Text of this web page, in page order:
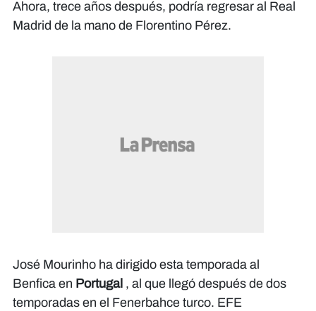
Ahora, trece años después, podría regresar al Real
Madrid de la mano de Florentino Pérez.
José Mourinho ha dirigido esta temporada al
Benfica en Portugal , al que llegó después de dos
temporadas en el Fenerbahce turco. EFE